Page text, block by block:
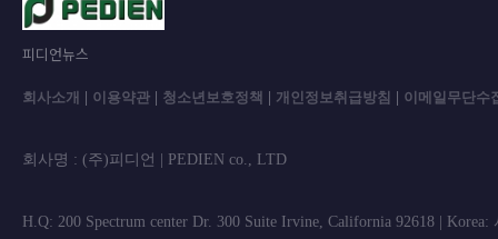
피디언뉴스
회사소개 | 이용약관 | 청소년보호정책 | 개인정보취급방침 | 이메일무단수
회사명 : (주)피디언 | PEDIEN co.,
H.Q: 200 Spectrum center Dr. 300 Suite Irvine, California 92618 | Korea: